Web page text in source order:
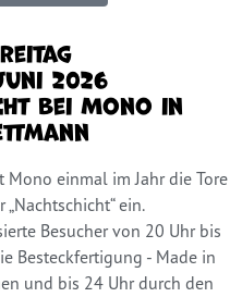
2026
bei Mono in
einmal im Jahr die Tore
ein.
Besucher von 20 Uhr bis
Besteckfertigung - Made in
und bis 24 Uhr durch den